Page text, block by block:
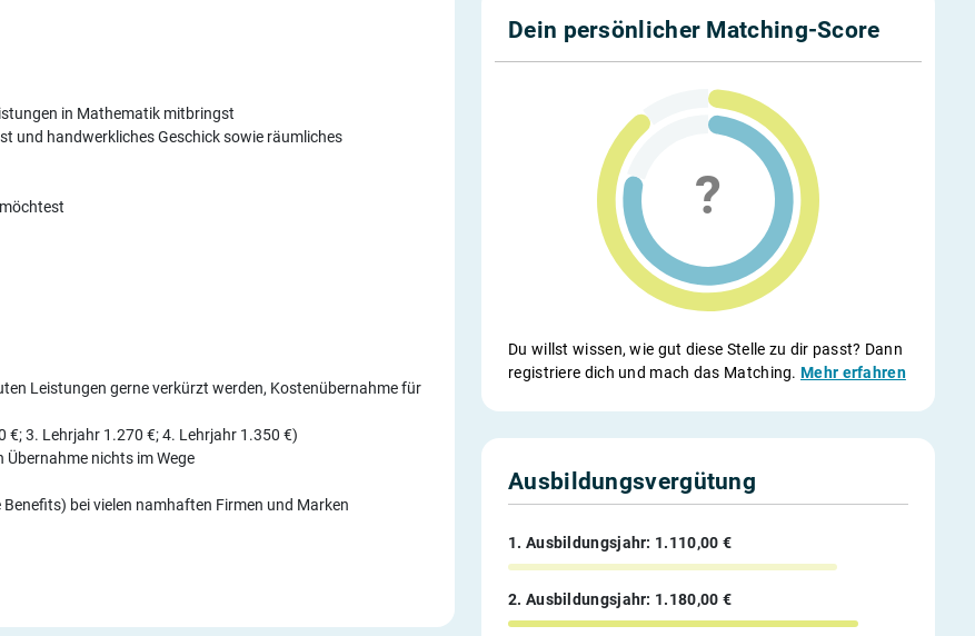
in Mathematik mitbringst
und handwerkliches Geschick sowie räumliches
Leistungen gerne verkürzt werden, Kostenübernahme für
3. Lehrjahr 1.270 €; 4. Lehrjahr 1.350 €)
nichts im Wege
bei vielen namhaften Firmen und Marken
Dein persönlicher Matching-Score
Du willst wissen, wie gut diese Stelle zu dir passt? Dann
registriere dich und mach das Matching.Mehr erfahren
Ausbildungsvergütung
1. Ausbildungsjahr: 1.110,00 €
2. Ausbildungsjahr: 1.180,00 €